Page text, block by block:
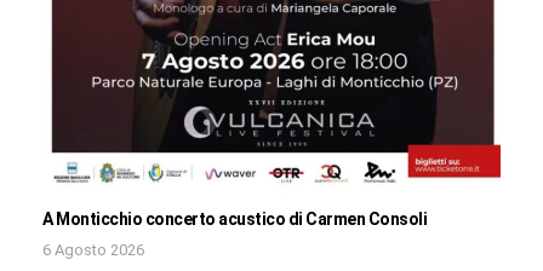
A Monticchio concerto acustico di Carmen Consoli
6 Agosto 2026